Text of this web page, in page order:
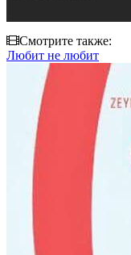
Смотрите также:
Любит не любит